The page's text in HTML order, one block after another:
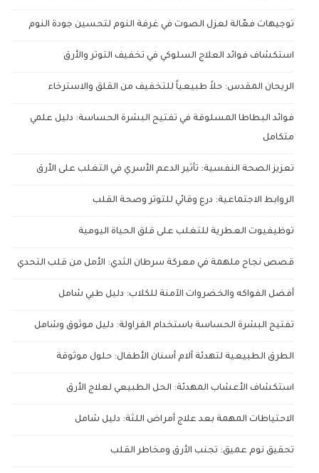
توجيهات فعّالة لعزل الصوت في غرفة النوم لتحسين جودة النوم
استكشاف فوائد العلاج السلوكي في تخفيف التوتر والأرق
الريحان المقدس: حلاً طبيعياً للتخفيف من القلق والاسترخاء
فوائد البطاطا المسلوقة في تفتيح البشرة الحساسة: دليل علمي
متكامل
تعزيز الصحة النفسية: تأثير الدعم الأسري في التغلب على الأرق
الروابط الاجتماعية: درع وقائي للتوتر وصحة القلب
توظيفيوت العطرية للتغلب على قلق الحياة اليومية
قصص نجاح ملهمة في معركة سرطان الثدي: الأمل من قلب التحدي
أفضل الفواكه والخضروات الآمنة للكلاب: دليل طبي شامل
تفتيح البشرة الحساسة باستخدام الفراولة: دليل موثوق وشامل
الطرق الطبيعية لتهدئة آلام أسنان الأطفال: حلول موثوقة
استكشاف الأعشاب المهدئة: الحل الطبيعي لعلاج الأرق
الاحتياطات المهمة بعد علاج أمراض اللثة: دليل شامل
تحقيق نوم عميق: تجنب الأرق ومخاطر القلب